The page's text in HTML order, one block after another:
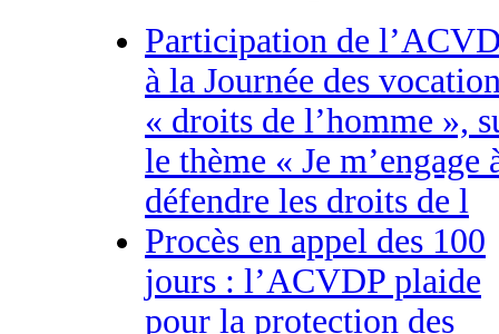
Participation de
à la Journée des
« droits de l’homme »,
le thème « Je m’engage
défendre les droits de l
Procès en appel des 100
jours : l’ACVDP plaide
pour la protection des